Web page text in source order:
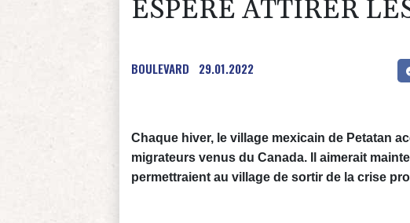
ESPÈRE ATTIRER
BOULEVARD 29.01.2022
Chaque hiver, le village mexicain de Petatan
migrateurs venus du Canada. Il aimerait
permettraient au village de sortir de la crise